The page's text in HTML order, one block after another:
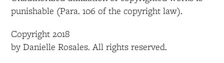
punishable (Para. 106 of the copyright law).
Copyright 2018
by Danielle Rosales. All rights reserved.